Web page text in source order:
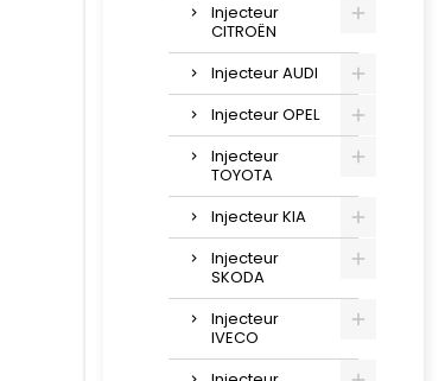
Injecteur
CITROËN
Injecteur AUDI
Injecteur OPEL
Injecteur
TOYOTA
Injecteur KIA
Injecteur
SKODA
Injecteur
IVECO